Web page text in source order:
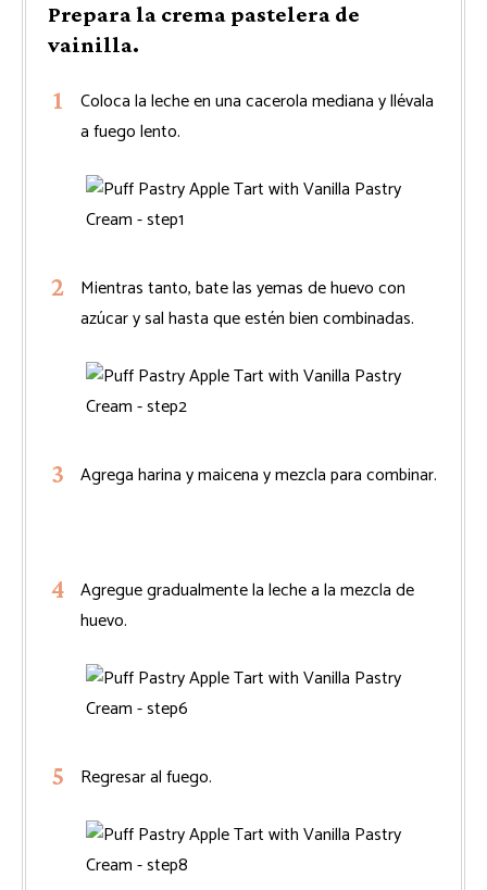
Prepara la crema pastelera de
vainilla.
Coloca la leche en una cacerola mediana y llévala
a fuego lento.
Mientras tanto, bate las yemas de huevo con
azúcar y sal hasta que estén bien combinadas.
Agrega harina y maicena y mezcla para combinar.
Agregue gradualmente la leche a la mezcla de
huevo.
Regresar al fuego.